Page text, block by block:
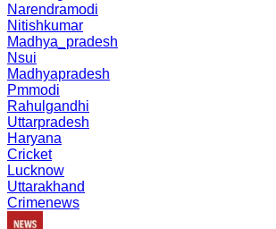
Narendramodi
Nitishkumar
Madhya_pradesh
Nsui
Madhyapradesh
Pmmodi
Rahulgandhi
Uttarpradesh
Haryana
Cricket
Lucknow
Uttarakhand
Crimenews